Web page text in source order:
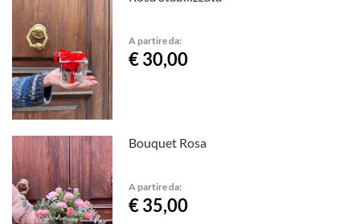
A partire da:
€ 30,00
Bouquet Rosa
A partire da:
€ 35,00